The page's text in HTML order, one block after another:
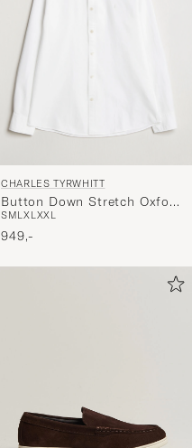
til
CHARLES TYRWHITT
Button Down Stretch Oxford
Shirt White
SMLXLXXL
949,-